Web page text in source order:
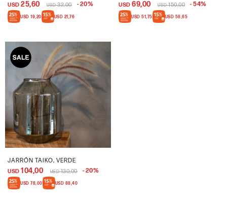
USD 25,60 USD 32,00 20
USD 19,20 USD 21,76
USD 69,00 USD 150,00 54
USD 51,75 USD 58,65
JARRÓN TAIKO, VERDE
USD 104,00 USD 130,00 20
USD 78,00 USD 88,40